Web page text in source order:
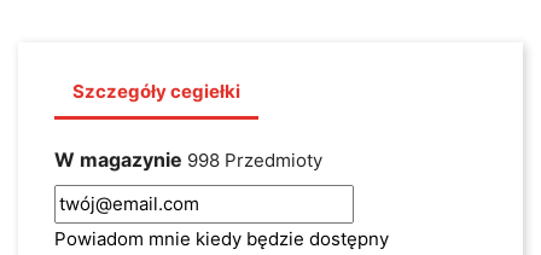
Szczegóły cegiełki
W magazynie 998 Przedmioty
Powiadom mnie kiedy będzie dostępny